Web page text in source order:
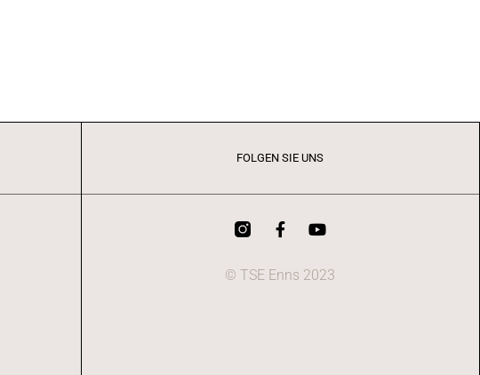
FOLGEN SIE UNS
© TSE Enns 2023